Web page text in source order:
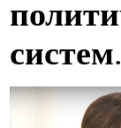
систем.